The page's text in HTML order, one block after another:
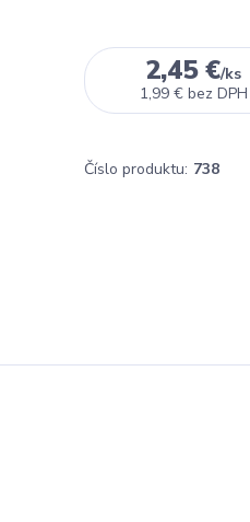
2,45 €/ks
1,99 € bez DPH
Číslo produktu: 738